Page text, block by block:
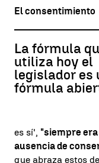
El consentimiento
La fórmula
utiliza hoy el
legislador es
fórmula
es sí', "siempre
ausencia de
que abraza estos